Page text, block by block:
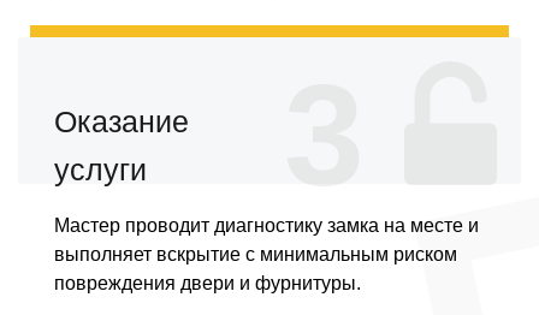
Оказание
услуги
Мастер проводит диагностику замка на месте и
выполняет вскрытие с минимальным риском
повреждения двери и фурнитуры.